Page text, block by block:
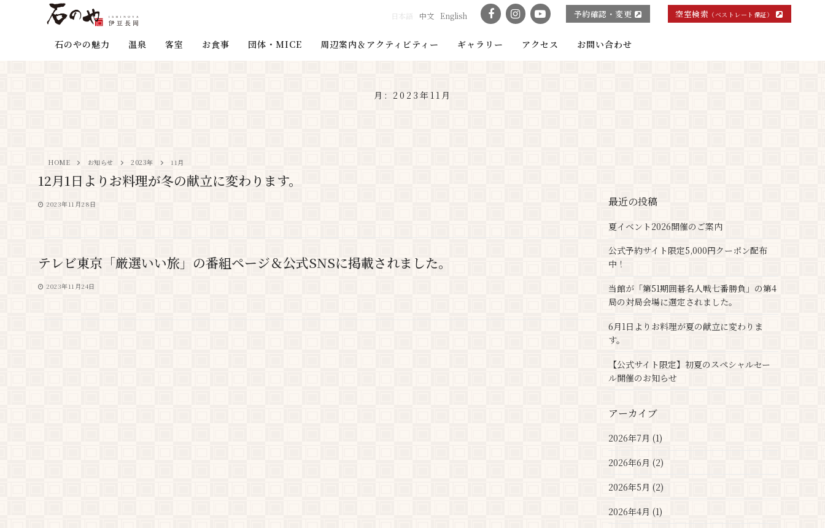
English
日本語 中文 予約確認・変更 空室検索 （ベストレート保証）
石のやの魅力 温泉 客室 お食事 団体・MICE 周辺案内＆アクティビティー ギャラリー アクセス お問い合わせ
月: 2023年11月
HOME お知らせ 2023年 11月
12月1日よりお料理が冬の献立に変わります。
2023年11月28日
テレビ東京「厳選いい旅」の番組ページ＆公式SNSに掲載されました。
2023年11月24日
最近の投稿
夏イベント2026開催のご案内
公式予約サイト限定5,000円クーポン配布
中！
当館が「第51期囲碁名人戦七番勝負」の第4
局の対局会場に選定されました。
6月1日よりお料理が夏の献立に変わりま
す。
【公式サイト限定】初夏のスペシャルセー
ル開催のお知らせ
アーカイブ
2026年7月 (1)
2026年6月 (2)
2026年5月 (2)
2026年4月 (1)